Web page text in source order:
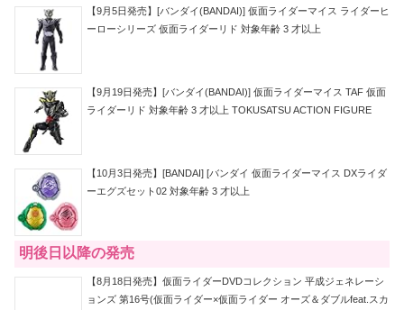
【9月5日発売】[バンダイ(BANDAI)] 仮面ライダーマイス ライダーヒ
ーローシリーズ 仮面ライダーリド 対象年齢 3 才以上
【9月19日発売】[バンダイ(BANDAI)] 仮面ライダーマイス TAF 仮面
ライダーリド 対象年齢 3 才以上 TOKUSATSU ACTION FIGURE
【10月3日発売】[BANDAI] [バンダイ 仮面ライダーマイス DXライダ
ーエグズセット02 対象年齢 3 才以上
明後日以降の発売
【8月18日発売】仮面ライダーDVDコレクション 平成ジェネレーシ
ョンズ 第16号(仮面ライダー×仮面ライダー オーズ＆ダブルfeat.スカ